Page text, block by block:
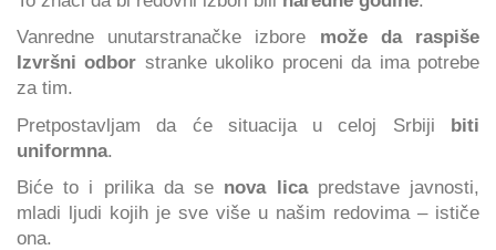
Vanredne unutarstranačke izbore može da raspiše
Izvršni odbor stranke ukoliko proceni da ima potrebe
za tim.
Pretpostavljam da će situacija u celoj Srbiji biti
uniformna.
Biće to i prilika da se nova licapredstave javnosti,
mladi ljudi kojih je sve više u našim redovima – ističe
ona.